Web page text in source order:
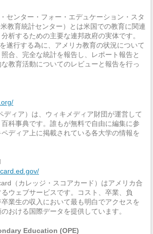
センター・フォー・エデュケーション・スタ
教育統計センター）とは米国での教育に関連
析するための主要な連邦政府の実体です。
遂行する為に、アメリカ教育の状況について
合、完全な統計を報告し、レポート報告と
教育活動についてのレビューと報告を行っ
ディア）は、ウィキメディア財団が運営して
科事典です。誰もが無料で自由に編集に参
ディア上に掲載されている各大学の情報を
（カレッジ・スコアカード）はアメリカ合
ウェブサービスです。コスト、卒業、負
業生の収入において最も明白でアクセスを
おける国際データを提供しています。
Education (OPE)